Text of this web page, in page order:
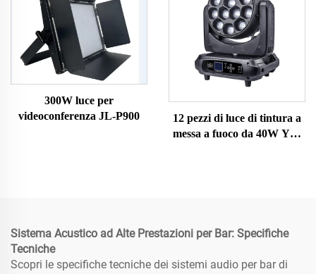
300W luce per
videoconferenza JL-P900
12 pezzi di luce di tintura a
messa a fuoco da 40W YL-
Sistema Acustico ad Alte Prestazioni per Bar: Specifiche
Tecniche
Scopri le specifiche tecniche dei sistemi audio per bar di